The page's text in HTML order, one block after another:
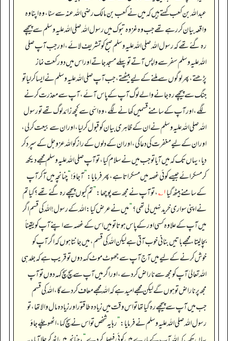
عبداللہ بن کعب کہتے ہیں کہ میں نے کعب بن مالک رضی اللہ عنہ سے سنا، وہ اپنا وہ
واقعہ بیان کر رہے تھے جب وہ غزوہ تبوک میں رسول اللہ صلی اللہ علیہ وسلم سے پیچھے
رہ گئے تھے کہ رسول اللہ صلی اللہ علیہ وسلم صبح کو تشریف لائے، اور جب آپ صلی
اللہ علیہ وسلم سفر سے واپس آتے تو پہلے مسجد جاتے اور اس میں دو رکعت نماز
پڑھتے، پھر لوگوں سے ملنے کے لیے بیٹھتے، جب آپ صلی اللہ علیہ وسلم نے ایسا کر لیا تو
جنگ سے پیچھے رہ جانے والے لوگ آپ کے پاس آئے، آپ سے معذرت کرنے
لگے، اور آپ کے سامنے قسمیں کھانے لگے، وہ اسّی سے کچھ زائد لوگ تھے تو رسول
اللہ صلی اللہ علیہ وسلم نے ان کے ظاہری بیان کو قبول کر لیا، اور ان سے بیعت کر لی،
اور ان کے لیے مغفرت کی دعا کی، اور ان کے دلوں کے راز کو اللہ عزوجل کے سپرد کر
دیا، یہاں تک کہ میں آیا تو جب میں نے سلام کیا، تو آپ صلی اللہ علیہ وسلم مجھے دیکھ
کر مسکرائے جیسے کوئی غصہ میں مسکراتا ہے، پھر فرمایا:”آ جاؤ!“چنانچہ میں آ کر آپ
کے سامنے بیٹھ گیا۱؎ ، تو آپ نے مجھ سے پوچھا:”تم کیوں پیچھے رہ گئے تھے؟ کیا تم
نے اپنی سواری خرید نہیں لی تھی؟“میں نے عرض کیا: اللہ کے رسول! اللہ کی قسم اگر
میں آپ کے علاوہ کسی اور کے پاس ہوتا تو میں اس کے غصہ سے اپنے آپ کو یقیناً
بچا لیتا، مجھے باتیں بنانی خوب آتی ہے لیکن اللہ کی قسم، میں جانتا ہوں کہ اگر آپ کو
خوش کرنے کے لیے میں آج آپ سے جھوٹ موٹ کہہ دوں تو قریب ہے کہ جلد ہی
اللہ تعالیٰ آپ کو مجھ سے ناراض کر دے، اور اگر میں آپ سے سچ سچ کہہ دوں تو آپ
مجھ پر ناراض تو ہوں گے لیکن مجھے امید ہے کہ اللہ مجھے معاف کر دے گا، اللہ کی قسم
جب میں آپ سے پیچھے رہ گیا تھا تو اس وقت میں زیادہ طاقتور اور زیادہ مال والا تھا، تو
رسول اللہ صلی اللہ علیہ وسلم نے فرمایا:”رہا یہ شخص تو اس نے سچ کہا، اٹھو چلے جاؤ